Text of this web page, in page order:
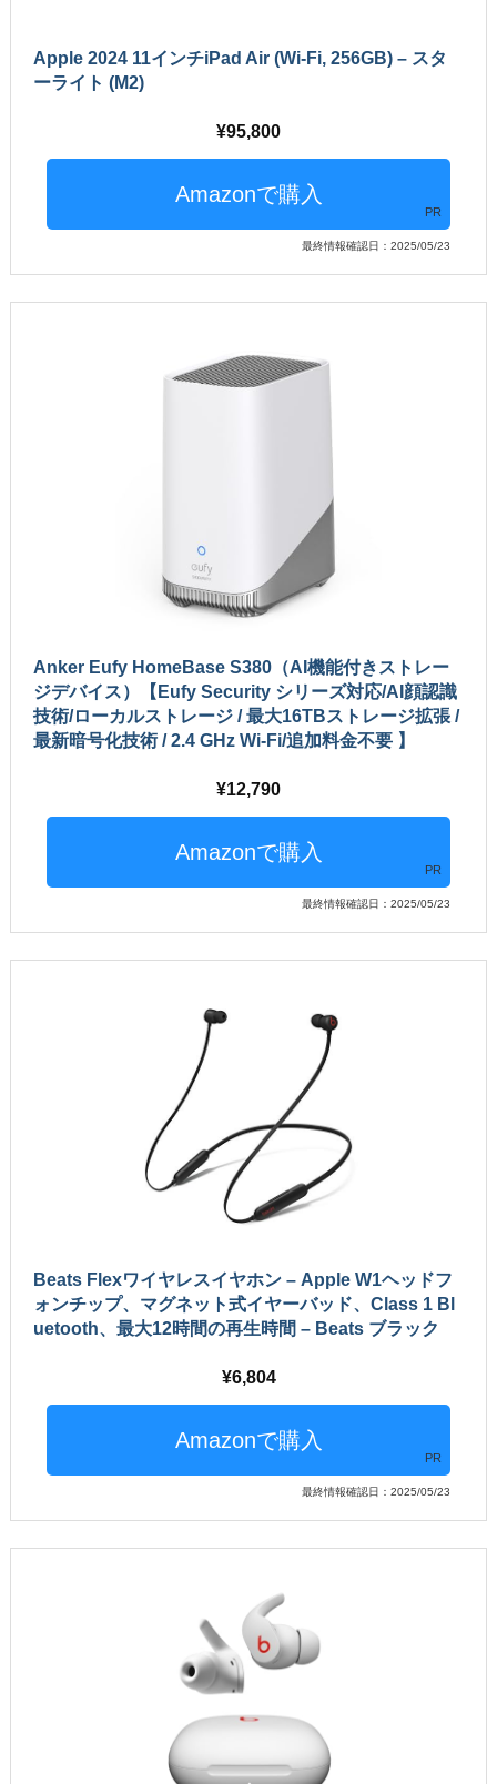
Apple 2024 11インチiPad Air (Wi-Fi, 256GB) – スタ
ーライト (M2)
95,800
PR
最終情報確認日：2025/05/23
Anker Eufy HomeBase S380（AI機能付きストレー
ジデバイス）【Eufy Security シリーズ対応/AI顔認識
技術/ローカルストレージ / 最大16TBストレージ拡張 /
最新暗号化技術 / 2.4 GHz Wi-Fi/追加料金不要 】
12,790
PR
最終情報確認日：2025/05/23
Beats Flexワイヤレスイヤホン – Apple W1ヘッドフ
ォンチップ、マグネット式イヤーバッド、Class 1 Bl
uetooth、最大12時間の再生時間 – Beats ブラック
6,804
PR
最終情報確認日：2025/05/23